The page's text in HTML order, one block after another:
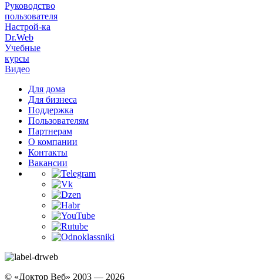
Руководство
пользователя
Настрой-ка
Dr.Web
Учебные
курсы
Видео
Для дома
Для бизнеса
Поддержка
Пользователям
Партнерам
О компании
Контакты
Вакансии
© «Доктор Веб» 2003 — 2026